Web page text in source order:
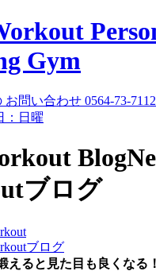
Blog
ブログ
ブログ
えると見た目も良くなる